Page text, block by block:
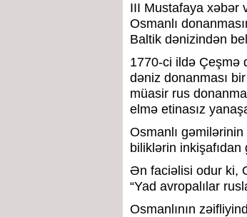
III Mustafaya xəbər
Osmanlı
Baltik dənizindən
1770-ci ildə Çeşmə
dəniz donanması
müasir rus
elmə etinasız
Osmanlı
biliklərin
Ən faciəlisi odur ki,
“Yad avropalılar
Osmanlının